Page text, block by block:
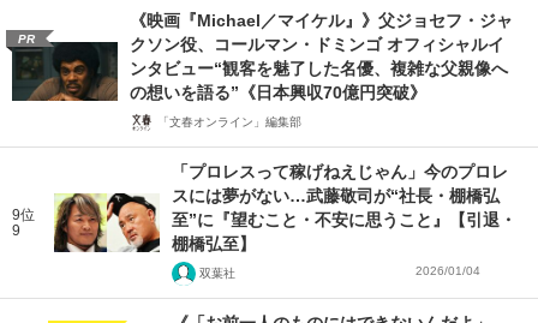
PR
《映画『Michael／マイケル』》父ジョセフ・ジャ
クソン役、コールマン・ドミンゴ オフィシャルイ
ンタビュー“観客を魅了した名優、複雑な父親像へ
の想いを語る”《日本興収70億円突破》
「文春オンライン」編集部
9位
9
「プロレスって稼げねえじゃん」今のプロレ
スには夢がない…武藤敬司が“社長・棚橋弘
至”に『望むこと・不安に思うこと』【引退・
棚橋弘至】
双葉社 2026/01/04